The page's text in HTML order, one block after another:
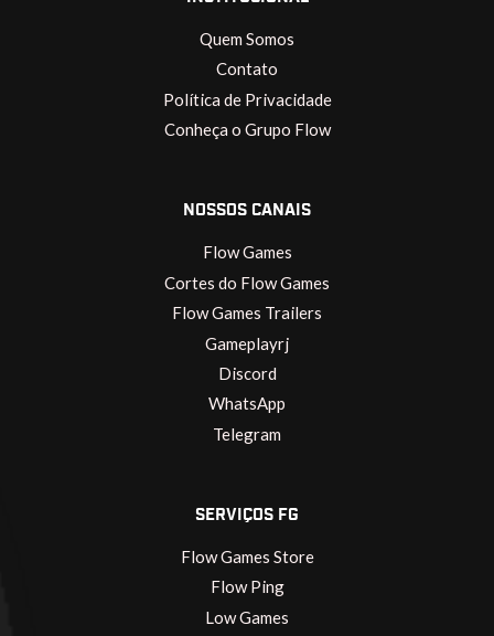
Quem Somos
Contato
Política de Privacidade
Conheça o Grupo Flow
NOSSOS CANAIS
Flow Games
Cortes do Flow Games
Flow Games Trailers
Gameplayrj
Discord
WhatsApp
Telegram
SERVIÇOS FG
Flow Games Store
Flow Ping
Low Games